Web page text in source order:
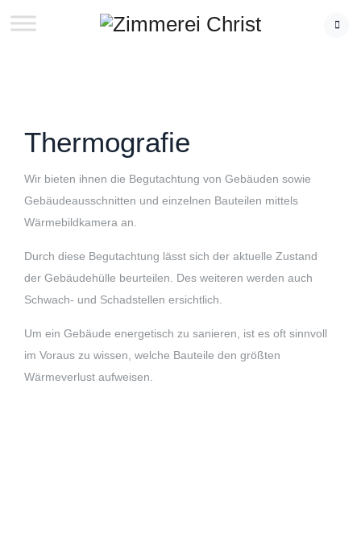
Thermografie
Wir bieten ihnen die Begutachtung von Gebäuden sowie
Gebäudeausschnitten und einzelnen Bauteilen mittels
Wärmebildkamera an.
Durch diese Begutachtung lässt sich der aktuelle Zustand
der Gebäudehülle beurteilen. Des weiteren werden auch
Schwach- und Schadstellen ersichtlich.
Um ein Gebäude energetisch zu sanieren, ist es oft sinnvoll
im Voraus zu wissen, welche Bauteile den größten
Wärmeverlust aufweisen.